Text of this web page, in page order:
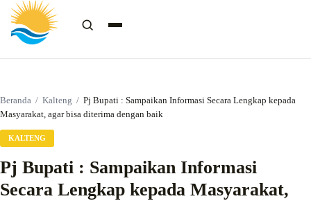
Beranda / Kalteng / Pj Bupati : Sampaikan Informasi Secara Lengkap kepada
Masyarakat, agar bisa diterima dengan baik
KALTENG
Pj Bupati : Sampaikan Informasi
Secara Lengkap kepada Masyarakat,